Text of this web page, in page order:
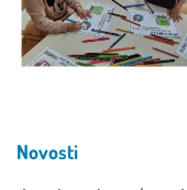
Novosti